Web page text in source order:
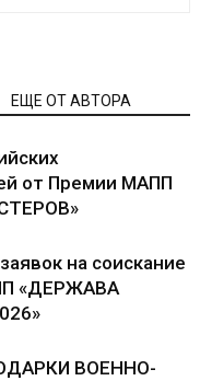
ЕЩЕ ОТ АВТОРА
от Премии МАПП
на соискание
«ДЕРЖАВА
ВОЕННО-